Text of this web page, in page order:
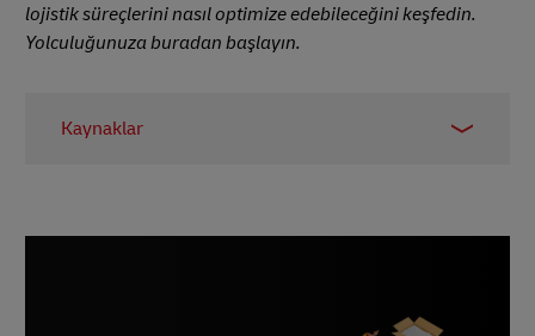
lojistik süreçlerini nasıl optimize edebileceğini keşfedin.
Yolculuğunuza buradan başlayın.
Kaynaklar